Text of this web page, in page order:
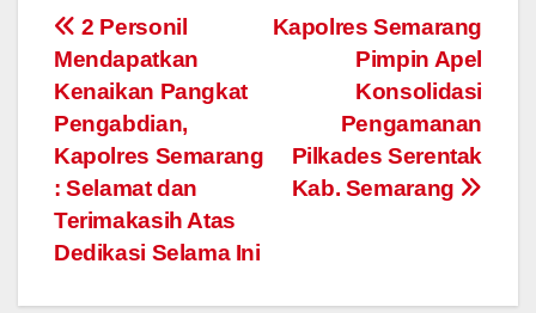
Post
navigation
Kapolres Semarang
Pimpin Apel
Konsolidasi
Pengamanan
Pilkades Serentak
Kab. Semarang
2 Personil
Mendapatkan
Kenaikan Pangkat
Pengabdian,
Kapolres Semarang
: Selamat dan
Terimakasih Atas
Dedikasi Selama Ini